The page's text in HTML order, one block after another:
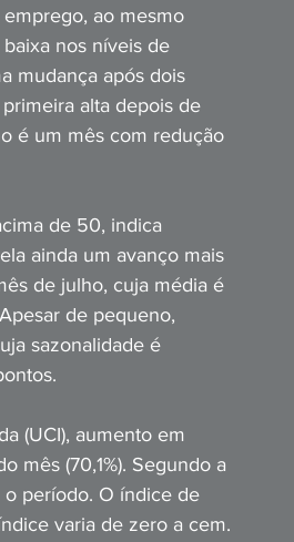
ao mesmo
nos níveis de
mudança após dois
alta depois de
é um mês com redução
de 50, indica
ainda um avanço mais
de julho, cuja média é
de pequeno,
sazonalidade é
(UCI), aumento em
mês (70,1%). Segundo a
o período. O índice de
varia de zero a cem.